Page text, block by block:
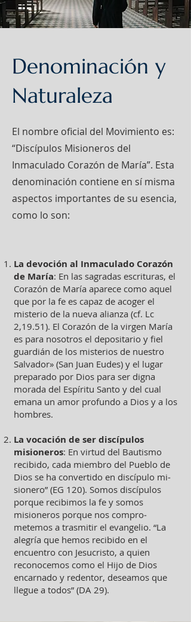
Denominación y
Naturaleza
El nombre oficial del Movimiento es:
“Discípulos Misioneros del
Inmaculado Corazón de María”. Esta
denominación contiene en sí misma
aspectos importantes de su esencia,
como lo son:
La devoción al Inmaculado Corazón
de María: En las sagradas escrituras, el
Corazón de María aparece como aquel
que por la fe es capaz de acoger el
misterio de la nueva alianza (cf. Lc
2,19.51). El Corazón de la virgen María
es para nosotros el depositario y fiel
guardián de los misterios de nuestro
Salvador» (San Juan Eudes) y el lugar
preparado por Dios para ser digna
morada del Espíritu Santo y del cual
emana un amor profundo a Dios y a los
hombres.
La vocación de ser discípulos
misioneros: En virtud del Bautismo
recibido, cada miembro del Pueblo de
Dios se ha convertido en discípulo mi­
sionero” (EG 120). Somos dis­cípulos
porque recibimos la fe y somos
misioneros porque nos compro­
metemos a trasmitir el evangelio. “La
alegría que hemos recibido en el
encuentro con Jesucristo, a quien
reconocemos como el Hijo de Dios
encarnado y redentor, deseamos que
llegue a todos” (DA 29).